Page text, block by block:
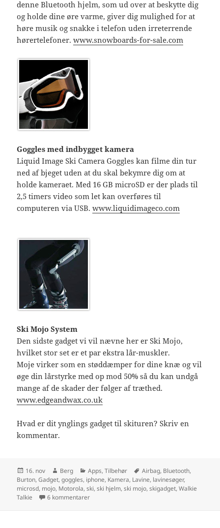
denne Bluetooth hjelm, som ud over at beskytte dig
og holde dine øre varme, giver dig mulighed for at
høre musik og snakke i telefon uden irreterrende
hørertelefoner.www.snowboards-for-sale.com
Goggles med indbygget kamera
Liquid Image Ski Camera Goggles kan filme din tur
ned af bjeget uden at du skal bekymre dig om at
holde kameraet. Med 16 GB microSD er der plads til
2,5 timers video som let kan overføres til
computeren via USB.www.liquidimageco.com
Ski Mojo System
Den sidste gadget vi vil nævne her er Ski Mojo,
hvilket stor set er et par ekstra lår-muskler.
Moje virker som en støddæmper for dine knæ og vil
øge din lårstyrke med op mod 50% så du kan undgå
mange af de skader der følger af træthed.
www.edgeandwax.co.uk
Hvad er dit ynglings gadget til skituren? Skriv en
kommentar.
Udgivet
i
16. nov Forfatter
Berg Kategorier
Apps,Tilbehør Tags
Airbag, Bluetooth,
Burton,Gadget,goggles, iphone, Kamera, Lavine, lavinesøger,
microsd, mojo, Motorola,ski,ski hjelm,ski mojo,skigadget,Walkie
Talkie
6 kommentarertil Ski Gadgets